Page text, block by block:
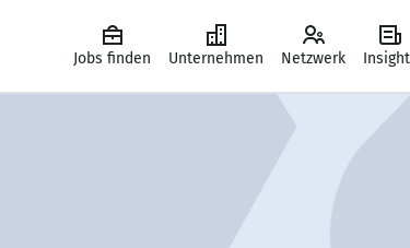
Jobs finden Unternehmen Netzwerk